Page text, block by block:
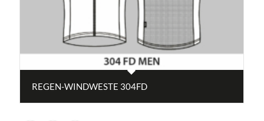
REGEN-WINDWESTE 304FD